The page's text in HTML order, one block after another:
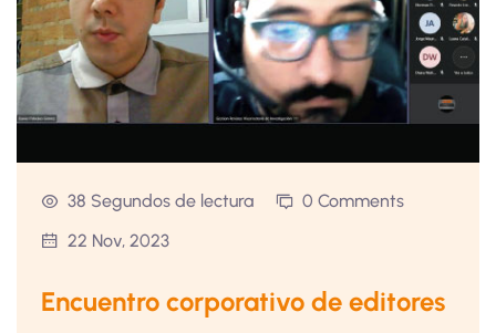
38 Segundos de lectura
0 Comments
22 Nov, 2023
Encuentro corporativo de editores